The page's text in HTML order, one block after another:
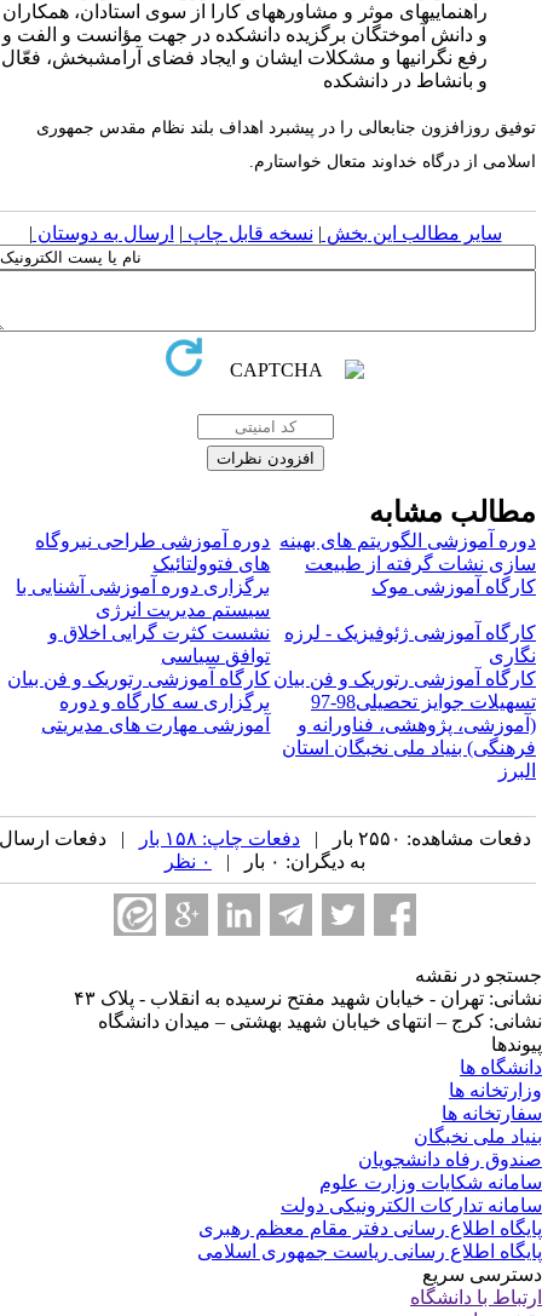
راهنمایی­های موثر و مشاوره­های کارا از سوی استادان، همکاران
و دانش ­آموختگان برگزیده دانشکده در جهت مؤانست و الفت و
رفع نگرانی­ها و مشکلات ایشان و ایجاد فضای آرامش­بخش، فعّال
و بانشاط در دانشکده
روزافزون جناب­عالی را در پیش­برد اهداف بلند نظام مقدس جمهوری
از درگاه خداوند متعال خواستارم.
سایر مطالب این بخش | نسخه قابل چاپ| ارسال به دوستان|
مشابه
آموزشی الگوریتم های بهینه
نشات گرفته از طبیعت
دوره آموزشی طراحی نیروگاه
های فتوولتائیک
آموزشی موک
برگزاری دوره آموزشی آشنایی با
سیستم مدیریت انرژی
آموزشی ژئوفیزیک - لرزه
نشست کثرت گرایی اخلاق و
توافق سیاسی
آموزشی رتوریک و فن بیان کارگاه آموزشی رتوریک و فن بیان
تسهیلات جوایز تحصیلی98-97
پژوهشی، فناورانه و
بنیاد ملی نخبگان استان
برگزاری سه کارگاه و دوره
آموزشی مهارت های مدیریتی
دفعات مشاهده: ۲۵۵۰ بار | دفعات چاپ: ۱۵۸ بار
| دفعات ارسال
به دیگران: ۰ بار |
در نقشه
تهران - خیابان شهید مفتح نرسیده به انقلاب - پلاک ۴۳
کرج – انتهای خیابان شهید بهشتی – میدان دانشگاه
ها
ها
ها
ملی نخبگان
رفاه دانشجویان
شکایات وزارت علوم
تدارکات الکترونیکی دولت
اطلاع رسانی دفتر مقام معظم رهبری
اطلاع رسانی ریاست جمهوری اسلامی
سریع
با دانشگاه